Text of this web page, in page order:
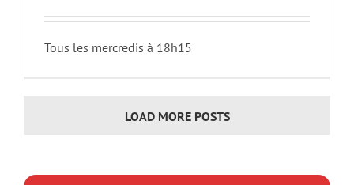
Tous les mercredis à 18h15
LOAD MORE POSTS